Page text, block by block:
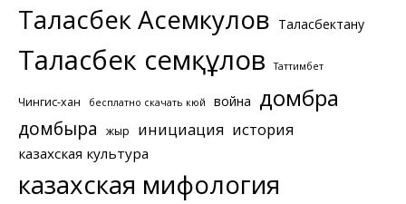
Таласбек Асемкулов Таласбектану
Таласбек Әсемқұлов Таттимбет
Чингис-хан бесплатно скачать кюй война домбра
домбыра жыр инициация история
казахская культура
казахская мифология